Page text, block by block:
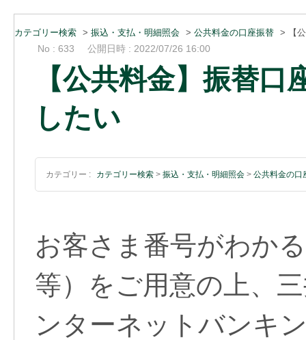
カテゴリー検索 > 振込・支払・明細照会 > 公共料金の口座振替 > 【
No : 633 公開日時 : 2022/07/26 16:00
【公共料金】振替
したい
カテゴリー : カテゴリー検索 > 振込・支払・明細照会 > 公共料金の口
お客さま番号がわか
等）をご用意の上、
ンターネットバンキ